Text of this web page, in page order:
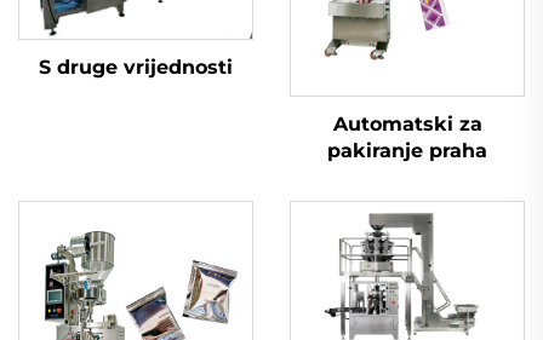
S druge vrijednosti
Automatski za
pakiranje praha